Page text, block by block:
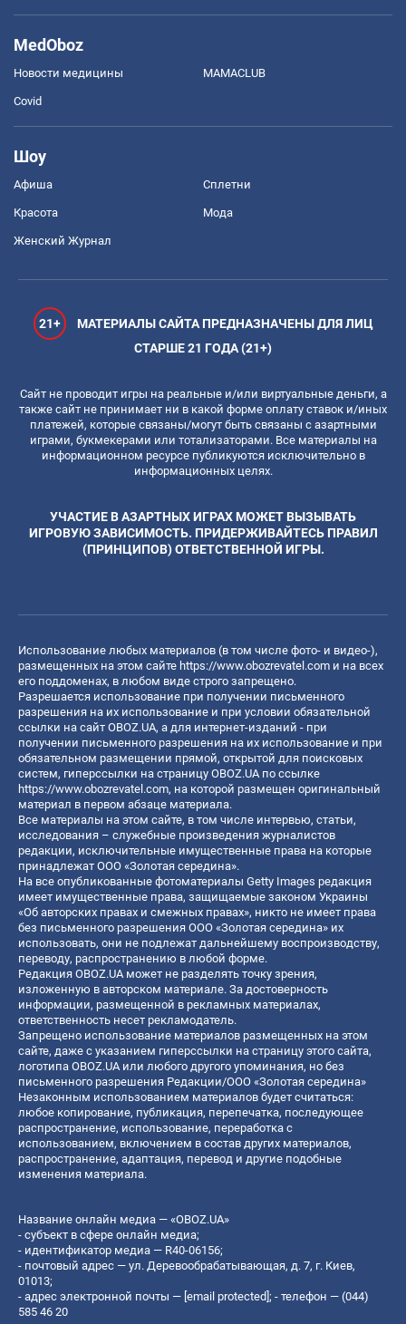
MedOboz
Новости медицины MAMACLUB
Covid
Шоу
Афиша Сплетни
Красота Мода
Женский Журнал
21+
МАТЕРИАЛЫ САЙТА ПРЕДНАЗНАЧЕНЫ ДЛЯ ЛИЦ
СТАРШЕ 21 ГОДА (21+)
Сайт не проводит игры на реальные и/или виртуальные деньги, а
также сайт не принимает ни в какой форме оплату ставок и/иных
платежей, которые связаны/могут быть связаны с азартными
играми, букмекерами или тотализаторами. Все материалы на
информационном ресурсе публикуются исключительно в
информационных целях.
УЧАСТИЕ В АЗАРТНЫХ ИГРАХ МОЖЕТ ВЫЗЫВАТЬ
ИГРОВУЮ ЗАВИСИМОСТЬ. ПРИДЕРЖИВАЙТЕСЬ ПРАВИЛ
(ПРИНЦИПОВ) ОТВЕТСТВЕННОЙ ИГРЫ.
Использование любых материалов (в том числе фото- и видео-),
размещенных на этом сайте https://www.obozrevatel.com и на всех
его поддоменах, в любом виде строго запрещено.
Разрешается использование при получении письменного
разрешения на их использование и при условии обязательной
ссылки на сайт OBOZ.UA, а для интернет-изданий - при
получении письменного разрешения на их использование и при
обязательном размещении прямой, открытой для поисковых
систем, гиперссылки на страницу OBOZ.UA по ссылке
https://www.obozrevatel.com, на которой размещен оригинальный
материал в первом абзаце материала.
Все материалы на этом сайте, в том числе интервью, статьи,
исследования – служебные произведения журналистов
редакции, исключительные имущественные права на которые
принадлежат ООО «Золотая середина».
На все опубликованные фотоматериалы Getty Images редакция
имеет имущественные права, защищаемые законом Украины
«Об авторских правах и смежных правах», никто не имеет права
без письменного разрешения ООО «Золотая середина» их
использовать, они не подлежат дальнейшему воспроизводству,
переводу, распространению в любой форме.
Редакция OBOZ.UA может не разделять точку зрения,
изложенную в авторском материале. За достоверность
информации, размещенной в рекламных материалах,
ответственность несет рекламодатель.
Запрещено использование материалов размещенных на этом
сайте, даже с указанием гиперссылки на страницу этого сайта,
логотипа OBOZ.UA или любого другого упоминания, но без
письменного разрешения Редакции/ООО «Золотая середина»
Незаконным использованием материалов будет считаться:
любое копирование, публикация, перепечатка, последующее
распространение, использование, переработка с
использованием, включением в состав других материалов,
распространение, адаптация, перевод и другие подобные
изменения материала.
Название онлайн медиа — «OBOZ.UA»
- субъект в сфере онлайн медиа;
- идентификатор медиа — R40-06156;
- почтовый адрес — ул. Деревообрабатывающая, д. 7, г. Киев,
01013;
- адрес электронной почты — [email protected]; - телефон — (044)
585 46 20